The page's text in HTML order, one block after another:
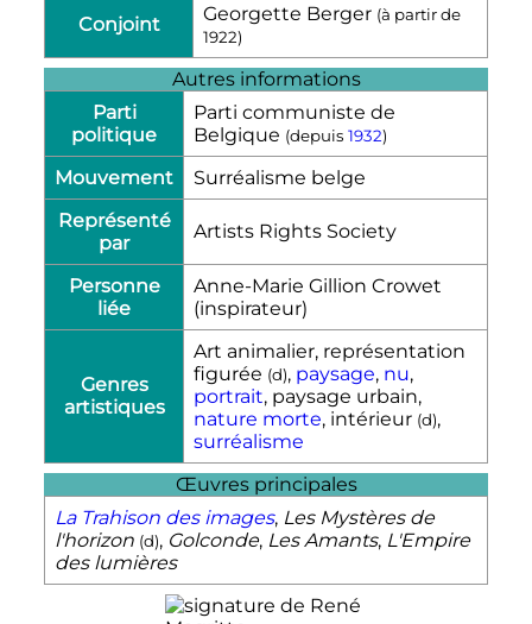
Conjoint Georgette Berger (à partir de
1922)
Autres informations
Parti
politique
Parti communiste de
Belgique (depuis 1932)
Mouvement
Surréalisme belge
Représenté
par
Artists Rights Society
Personne
liée
Anne-Marie Gillion Crowet
(inspirateur)
Genres
artistiques
Art animalier, représentation
figurée (d), paysage, nu,
portrait, paysage urbain,
nature morte, intérieur (d),
surréalisme
Œuvres principales
La Trahison des images, Les Mystères de
l'horizon (d), Golconde, Les Amants, L'Empire
des lumières